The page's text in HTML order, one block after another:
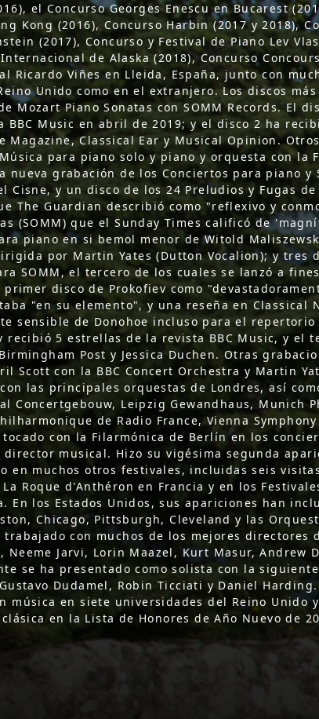
el Concurso Georges Enescu en Bucarest
Kong (2016), Concurso Harbin (2017 y 2018),
(2017), Concurso y Festival de Piano Lev
de Alaska (2018), Concurso
Ricardo Viñes en Lleida, España, junto con
Unido como en el extranjero. Los discos
Mozart Piano Sonatas con SOMM Records. El
BBC Music en abril de 2019; y el disco 2 ha
Magazine, Classical Ear y Musical Opinion.
para piano solo y piano y orquesta con la
nueva grabación de los Conciertos para piano y
Cisne, y un disco de los 24 Preludios y Fugas
The Guardian describió como "reflexivo y
(SOMM) que el Sunday Times calificó de
piano en si bemol menor de Witold
por Martin Yates (Dutton Vocalion); y tres
SOMM, el tercero de los cuales se lanzó a
disco de Prokofiev como
"en su elemento", y una reseña en Classical
sensible de Donohoe incluso para el
recibió 5 estrellas de la revista BBC Music, y el
Post y Jessica Duchen. Otras
Scott con la BBC Concert Orchestra y Martin
las principales orquestas de Londres, así
Concertgebouw, Leipzig Gewandhaus, Munich
de Radio France, Vienna
tocado con la Filarmónica de Berlín en los
director musical. Hizo su vigésima segunda
en muchos otros festivales, incluidas seis
Roque d'Anthéron en Francia y en los
En los Estados Unidos, sus apariciones han
Chicago, Pittsburgh, Cleveland y las
trabajado con muchos de los mejores directores
Neeme Jarvi, Lorin Maazel, Kurt Masur, Andrew
se ha presentado como solista con la
Dudamel, Robin Ticciati y Daniel
música en siete universidades del Reino Unido
en la Lista de Honores de Año Nuevo de